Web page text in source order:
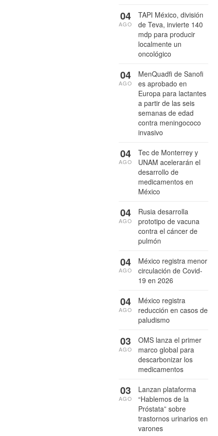
TAPI México, división
de Teva, invierte 140
mdp para producir
localmente un
oncológico
04
AGO
MenQuadfi de Sanofi
es aprobado en
Europa para lactantes
a partir de las seis
semanas de edad
contra meningococo
invasivo
04
AGO
Tec de Monterrey y
UNAM acelerarán el
desarrollo de
medicamentos en
México
04
AGO
Rusia desarrolla
prototipo de vacuna
contra el cáncer de
pulmón
04
AGO
México registra menor
circulación de Covid-
19 en 2026
04
AGO
México registra
reducción en casos de
paludismo
04
AGO
OMS lanza el primer
marco global para
descarbonizar los
medicamentos
03
AGO
Lanzan plataforma
“Hablemos de la
Próstata” sobre
trastornos urinarios en
varones
03
AGO